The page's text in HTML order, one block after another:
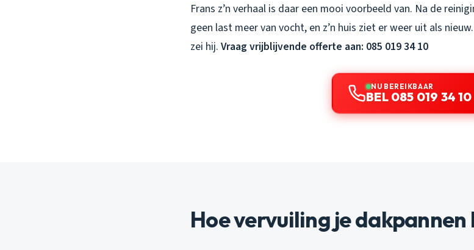
Frans z’n verhaal is daar een mooi voorbeeld van. Na de
geen last meer van vocht, en z’n huis ziet er weer uit als
zei hij. Vraag vrijblijvende offerte aan: 085 019 34 10
NU BEREIKBAAR
BEL 085 019 34 10
Hoe vervuiling je